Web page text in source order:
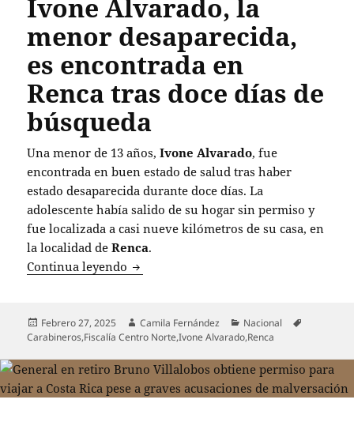
Ivone Alvarado, la
menor desaparecida,
es encontrada en
Renca tras doce días de
búsqueda
Una menor de 13 años,Ivone Alvarado, fue
encontrada en buen estado de salud tras haber
estado desaparecida durante doce días. La
adolescente había salido de su hogar sin permiso y
fue localizada a casi nueve kilómetros de su casa, en
la localidad deRenca.
Continua leyendo Ivone Alvarado, la menor
Publicado
el
Febrero 27, 2025 Autor
Camila Fernández Categorías
Nacional
Carabineros,Fiscalía Centro Norte,Ivone Alvarado,Renca